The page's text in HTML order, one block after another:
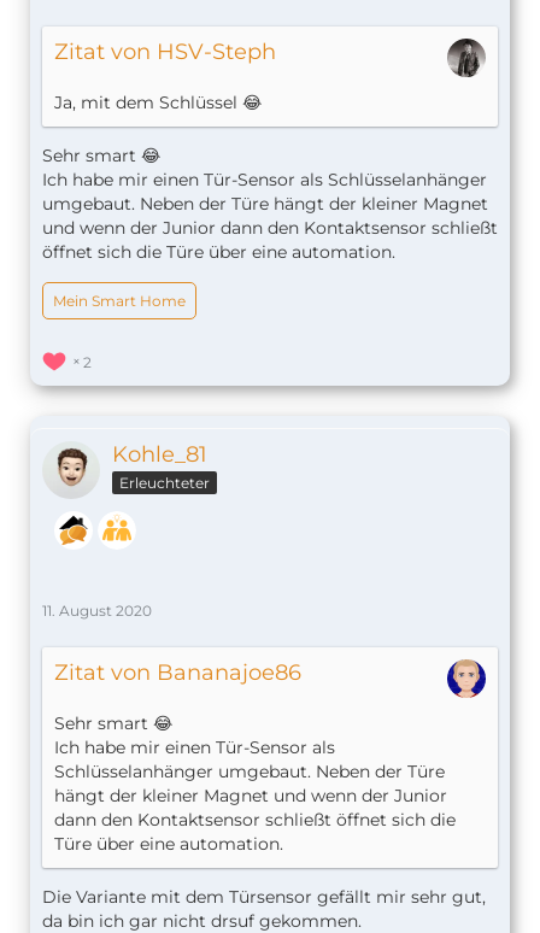
Zitat von HSV-Steph
Ja, mit dem Schlüssel 😂
Sehr smart 😂
Ich habe mir einen Tür-Sensor als Schlüsselanhänger
umgebaut. Neben der Türe hängt der kleiner Magnet
und wenn der Junior dann den Kontaktsensor schließt
öffnet sich die Türe über eine automation.
Mein Smart Home
2
Kohle_81
Erleuchteter
11. August 2020
Zitat von Bananajoe86
Sehr smart 😂
Ich habe mir einen Tür-Sensor als
Schlüsselanhänger umgebaut. Neben der Türe
hängt der kleiner Magnet und wenn der Junior
dann den Kontaktsensor schließt öffnet sich die
Türe über eine automation.
Die Variante mit dem Türsensor gefällt mir sehr gut,
da bin ich gar nicht drsuf gekommen.